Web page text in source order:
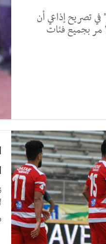
في تصريح إذاعي أن
بجميع فئات